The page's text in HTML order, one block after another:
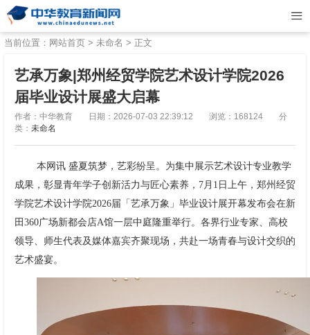
当前位置： 网站首页 > 未命名 > 正文
艺承万象|郑州经贸学院艺术设计学院2026
届毕业设计展盛大启幕
作者：中华教育 日期：2026-07-03 22:39:12 浏览：168124
分
类： 未命名
本网讯 盛夏筑梦，艺彩纷呈。为集中展示艺术设计专业教学
成果，彰显青年学子创新活力与匠心素养，7月1日上午，郑州经贸
学院艺术设计学院2026届「艺承万象」毕业设计展开幕发布会在新
田360广场新都会店A馆一层中庭隆重举行。各界行业专家、高校
领导、师生代表及媒体嘉宾齐聚现场，共赴一场青春与设计交织的
艺术盛宴。